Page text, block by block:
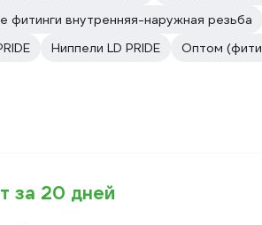
фитинги внутренняя-наружная резьба
Ниппели LD PRIDE Оптом
за 20 дней